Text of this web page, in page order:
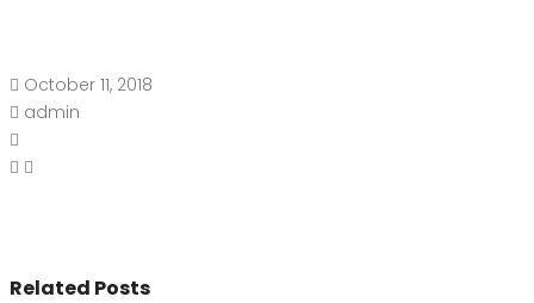
October 11, 2018
admin
Related Posts